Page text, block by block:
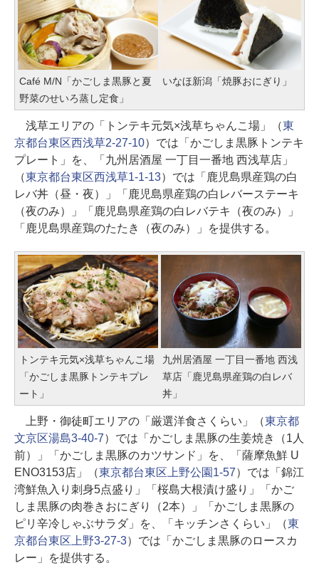
Café M/N「かごしま黒豚と夏
野菜のせいろ蒸し定食」
いなほ新潟「焼豚おにぎり」
浅草エリアの「トンテキ元気×浅草ちゃんこ場」（東
京都台東区西浅草2-27-10）では「かごしま黒豚トンテキ
プレート」を、「九州居酒屋 一丁目一番地 西浅草店」
（東京都台東区西浅草1-1-13）では「鹿児島県産鶏の白
レバ丼（昼・夜）」「鹿児島県産鶏の白レバーステーキ
（夜のみ）」「鹿児島県産鶏の白レバテキ（夜のみ）」
「鹿児島県産鶏のたたき（夜のみ）」を提供する。
トンテキ元気×浅草ちゃんこ場
「かごしま黒豚トンテキプレ
ート」
九州居酒屋 一丁目一番地 西浅
草店「鹿児島県産鶏の白レバ
丼」
上野・御徒町エリアの「厳選洋食さくらい」（東京都
文京区湯島3-40-7）では「かごしま黒豚の生姜焼き（1人
前）」「かごしま黒豚のカツサンド」を、「薩摩魚鮮 U
ENO3153店」（東京都台東区上野公園1-57）では「錦江
湾鮮魚入り刺身5点盛り」「桜島大根漬け盛り」「かご
しま黒豚の肉巻きおにぎり（2本）」「かごしま黒豚の
ピリ辛冷しゃぶサラダ」を、「キッチンさくらい」（東
京都台東区上野3-27-3）では「かごしま黒豚のロースカ
レー」を提供する。